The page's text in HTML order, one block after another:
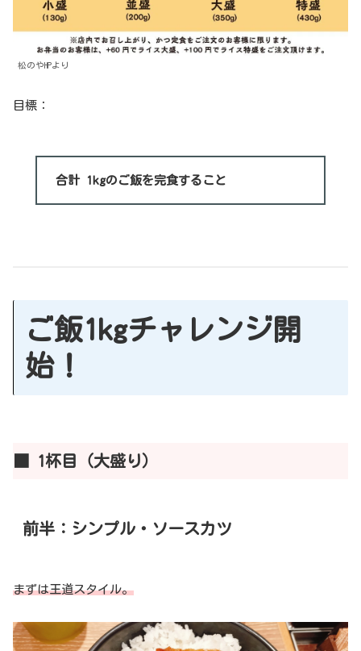
松のやHPより
目標：
合計 1kgのご飯を完食すること
ご飯1kgチャレンジ開
始！
■ 1杯目（大盛り）
前半：シンプル・ソースカツ
まずは王道スタイル。